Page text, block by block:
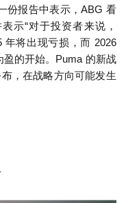
份报告中表示，ABG 看
示“对于投资者来说，
年将出现亏损，而 2026
的开始。Puma 的新战
，在战略方向可能发生